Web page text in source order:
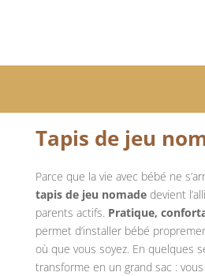
Tapis de jeu
Parce que la vie avec bébé ne
tapis de jeu nomadedevient
parents actifs. Pratique,
permet d’installer bébé
où que vous soyez. En quelques
transforme en un grand sac :